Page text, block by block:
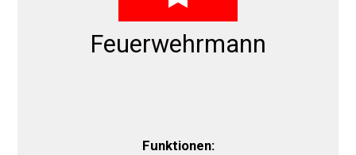
Feuerwehrmann
Funktionen: